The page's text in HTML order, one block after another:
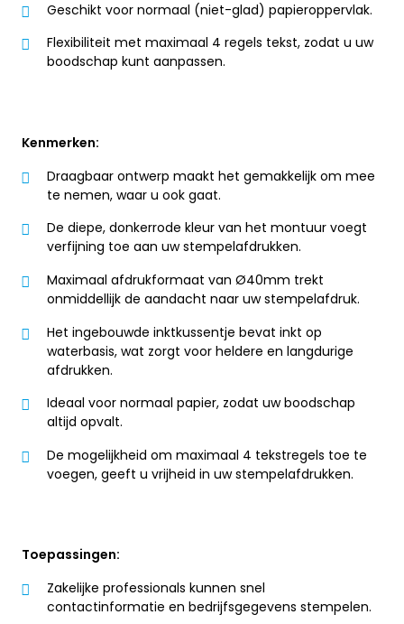
Geschikt voor normaal (niet-glad) papieroppervlak.
Flexibiliteit met maximaal 4 regels tekst, zodat u uw
boodschap kunt aanpassen.
Kenmerken:
Draagbaar ontwerp maakt het gemakkelijk om mee
te nemen, waar u ook gaat.
De diepe, donkerrode kleur van het montuur voegt
verfijning toe aan uw stempelafdrukken.
Maximaal afdrukformaat van Ø40mm trekt
onmiddellijk de aandacht naar uw stempelafdruk.
Het ingebouwde inktkussentje bevat inkt op
waterbasis, wat zorgt voor heldere en langdurige
afdrukken.
Ideaal voor normaal papier, zodat uw boodschap
altijd opvalt.
De mogelijkheid om maximaal 4 tekstregels toe te
voegen, geeft u vrijheid in uw stempelafdrukken.
Toepassingen:
Zakelijke professionals kunnen snel
contactinformatie en bedrijfsgegevens stempelen.